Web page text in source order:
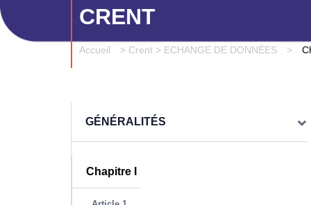
CRENT
Accueil > Crent > ECHANGE DE DONNÉES >
GÉNÉRALITÉS
Chapitre I